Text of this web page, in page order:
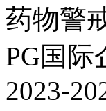
药物警
PG国
2023-